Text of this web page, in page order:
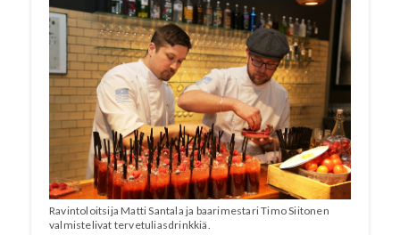
Ravintoloitsija Matti Santala ja baarimestari Timo Siitonen
valmistelivat tervetuliasdrinkkiä.